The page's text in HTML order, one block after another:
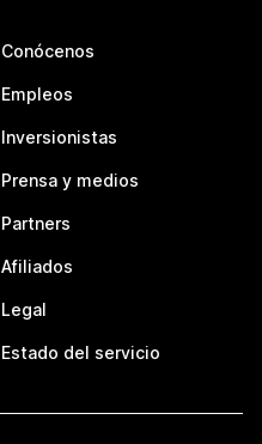
Conócenos
Empleos
Inversionistas
Prensa y medios
Partners
Afiliados
Legal
Estado del servicio